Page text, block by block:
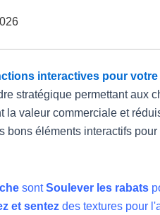
interactives pour votre
stratégique permettant aux
valeur commerciale et
bons éléments interactifs pour
sontSoulever les rabats
et sentez des textures pour